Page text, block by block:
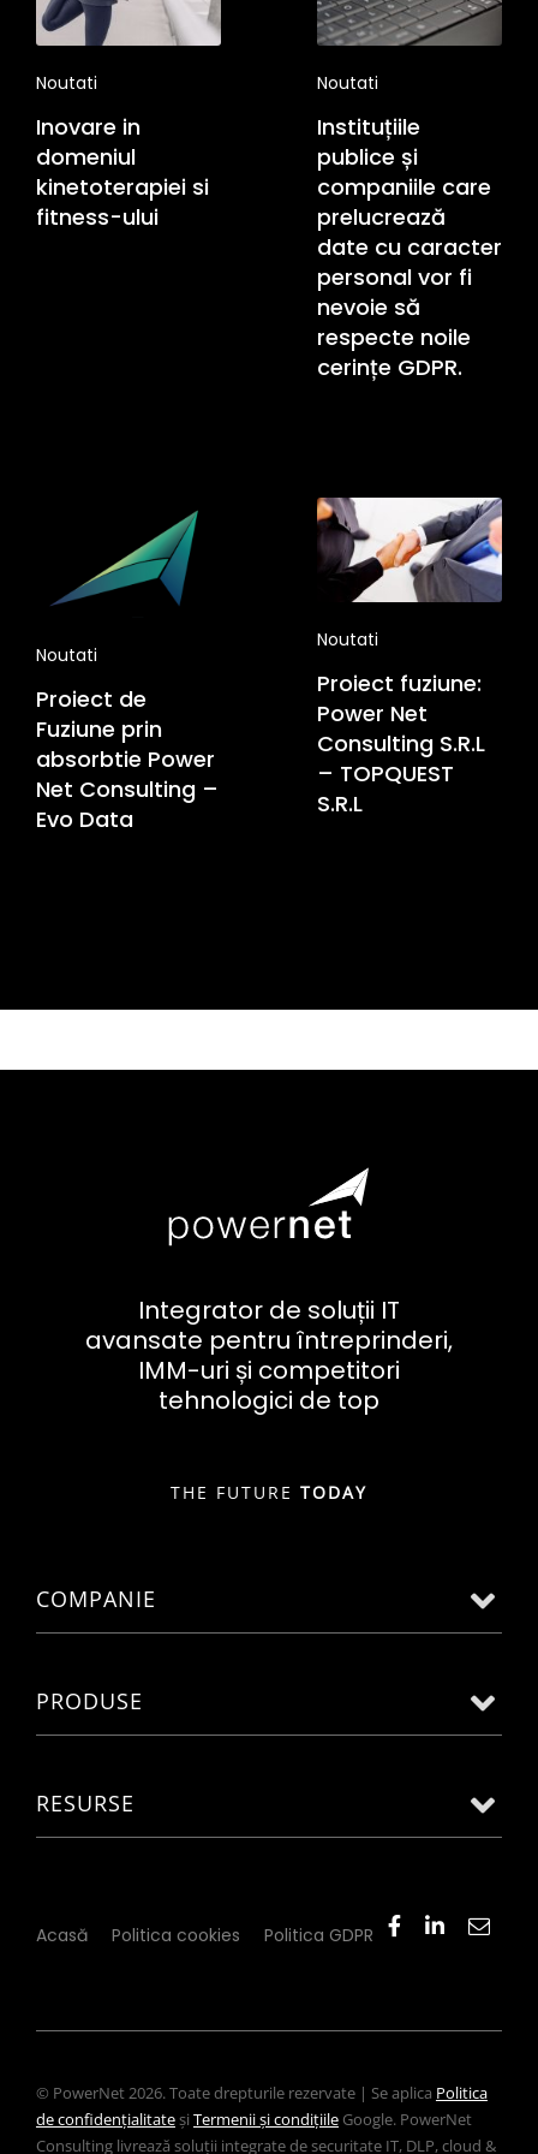
Noutati
Inovare in
domeniul
kinetoterapiei si
fitness-ului
Noutati
Instituțiile
publice și
companiile care
prelucrează
date cu caracter
personal vor fi
nevoie să
respecte noile
cerințe GDPR.
Noutati
Proiect de
Fuziune prin
absorbtie Power
Net Consulting –
Evo Data
Noutati
Proiect fuziune:
Power Net
Consulting S.R.L
– TOPQUEST
S.R.L
Integrator de soluții IT
avansate pentru întreprinderi,
IMM-uri și competitori
tehnologici de top
THE FUTURE TODAY
COMPANIE
PRODUSE
RESURSE
Acasă Politica cookies Politica GDPR
© PowerNet 2026. Toate drepturile rezervate | Se aplica Politica
de confidențialitateși Termenii și condițiileGoogle. PowerNet
Consulting livrează soluții integrate de securitate IT, DLP, cloud &